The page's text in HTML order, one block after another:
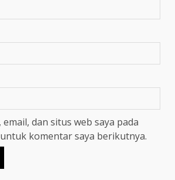
email, dan situs web saya pada
komentar saya berikutnya.